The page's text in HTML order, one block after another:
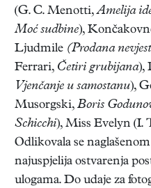
(G. C. Menotti,Amelija
Moć sudbine),
Ljudmile (Prodana
Ferrari, Četiri grubijana),
Vjenčanje u samostanu),
Musorgski, Boris
Schicchi), Miss Evelyn (I.
Odlikovala se
najuspjelija ostvarenja
ulogama. Do udaje za